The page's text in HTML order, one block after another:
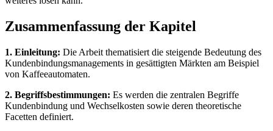
Zusammenfassung der Kapitel
1. Einleitung: Die Arbeit thematisiert die steigende Bedeutung des
Kundenbindungsmanagements in gesättigten Märkten am Beispiel
von Kaffeeautomaten.
2. Begriffsbestimmungen: Es werden die zentralen Begriffe
Kundenbindung und Wechselkosten sowie deren theoretische
Facetten definiert.